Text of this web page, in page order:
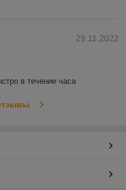
29.11.2022
в течение часа